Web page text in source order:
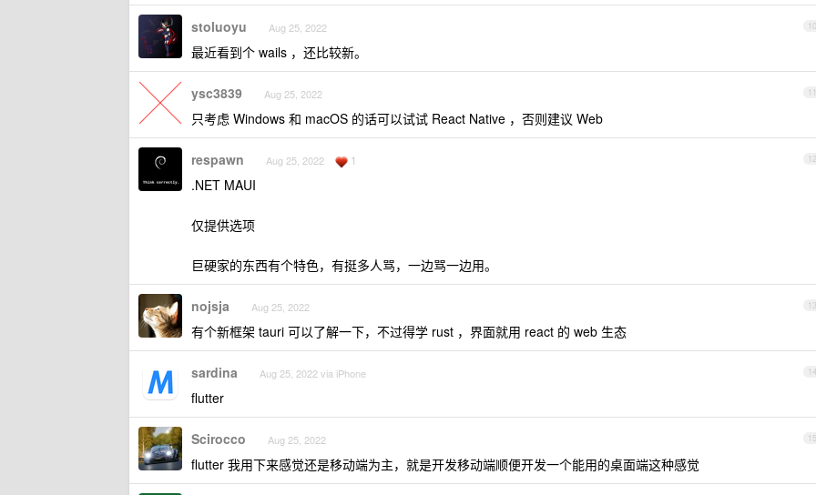
10
stoluoyu Aug 25, 2022
最近看到个 wails ，还比较新。
11
ysc3839 Aug 25, 2022
只考虑 Windows 和 macOS 的话可以试试 React Native ，否则建议 Web
12
respawn Aug 25, 2022 1
.NET MAUI
仅提供选项
巨硬家的东西有个特色，有挺多人骂，一边骂一边用。
13
nojsja Aug 25, 2022
有个新框架 tauri 可以了解一下，不过得学 rust ，界面就用 react 的 web 生态
14
sardina Aug 25, 2022 via iPhone
flutter
15
Scirocco Aug 25, 2022
flutter 我用下来感觉还是移动端为主，就是开发移动端顺便开发一个能用的桌面端这种感觉